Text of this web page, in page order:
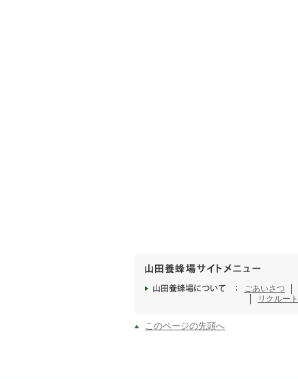
ごあいさつ
リクルート
このページの先頭へ